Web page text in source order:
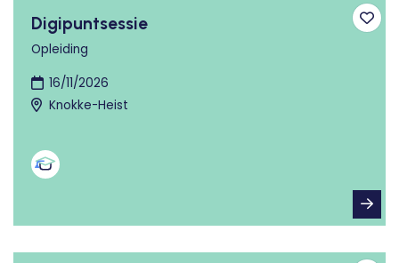
Digipuntsessie
Opleiding
16/11/2026
Knokke-Heist